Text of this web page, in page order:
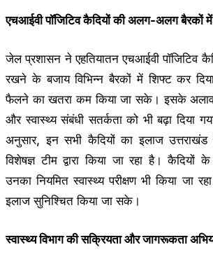
एचआईवी पॉजिटिव कैदियों की अलग-अलग बैरकों में
जेल प्रशासन ने एहतियातन एचआईवी पॉजिटिव
रखने के बजाय विभिन्न बैरकों में शिफ्ट कर
फैलने का खतरा कम किया जा सके। इसके
और स्वास्थ्य संबंधी सतर्कता को भी बढ़ा दिया
अनुसार, इन सभी कैदियों का इलाज उत्तराखंड
विशेषज्ञ टीम द्वारा किया जा रहा है।
उनका नियमित स्वास्थ्य परीक्षण भी किया जा
इलाज सुनिश्चित किया जा सके।
स्वास्थ्य विभाग की सक्रियता और जागरूकता